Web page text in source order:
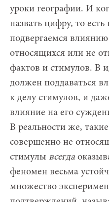
уроки географии. И
назвать цифру, то
подвергаемся
относящихся или не
фактов и стимулов. В
должен поддаваться
к делу стимулов, и
влияние на его
В реальности же,
совершенно не
стимулы всегда
феномен весьма
множество